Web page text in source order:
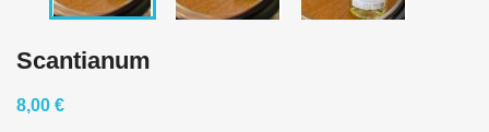
Scantianum
8,00 €